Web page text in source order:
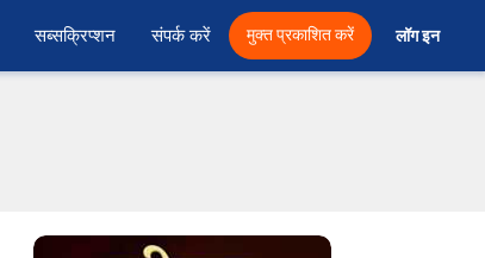
सब्सक्रिप्शन संपर्क करें मुक्त प्रकाशित करें लॉग इन